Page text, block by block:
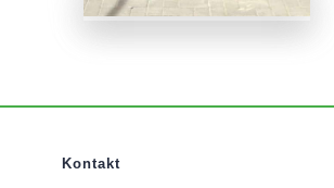
Kontakt